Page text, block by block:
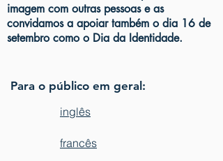
imagem com outras pessoas e as
convidamos a apoiar também o dia 16 de
setembro como o Dia da Identidade.
Para o público em geral:
inglês
francês